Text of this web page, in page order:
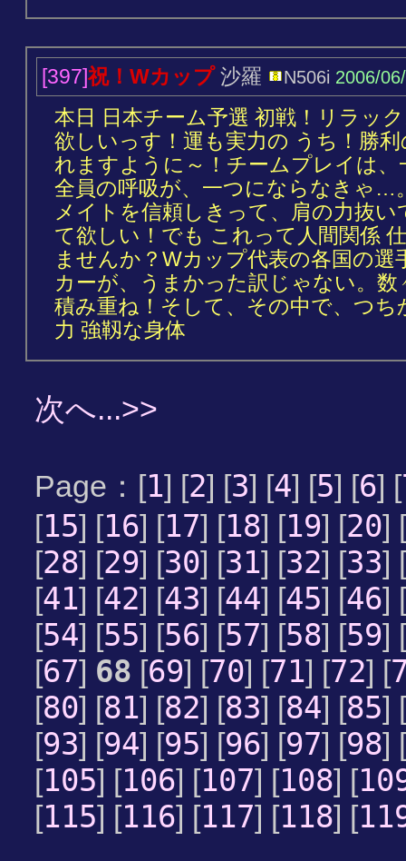
[397]祝！Wカップ沙羅 N506i 2006/
本日 日本チーム予選 初戦！リラッ
欲しいっす！運も実力の うち！勝
れますように～！チームプレイは
全員の呼吸が、一つにならなきゃ…
メイトを信頼しきって、肩の力抜
て欲しい！でも これって人間関係
ませんか？Wカップ代表の各国の
カーが、うまかった訳じゃない。
積み重ね！そして、その中で、つ
力 強靱な身体
次へ...>>
Page：[1] [2] [3] [4] [5] [6] [
[15] [16] [17] [18] [19] [20] [
[28] [29] [30] [31] [32] [33] [
[41] [42] [43] [44] [45] [46] [
[54] [55] [56] [57] [58] [59] [
[67] 68 [69] [70] [71] [72] [
[80] [81] [82] [83] [84] [85] [
[93] [94] [95] [96] [97] [98] [
[105] [106] [107] [108] [
[115] [116] [117] [118] [